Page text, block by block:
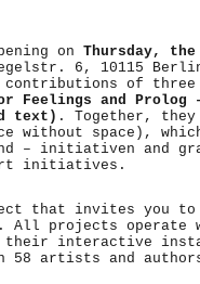
on Thursday,
6, 10115
of
Feelings and
text) . Together,
without space),
– initiativen and
initiatives.
that invites you to
All projects
their interactive
58 artists and